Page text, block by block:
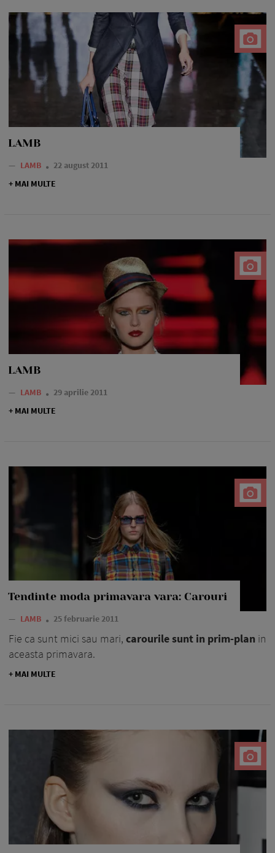
LAMB
— LAMB
22 august 2011
+ MAI MULTE
LAMB
— LAMB
29 aprilie 2011
+ MAI MULTE
Tendinte moda primavara vara: Carouri
— LAMB 25 februarie 2011
Fie ca sunt mici sau mari, carourile sunt in prim-plan in
aceasta primavara.
+ MAI MULTE